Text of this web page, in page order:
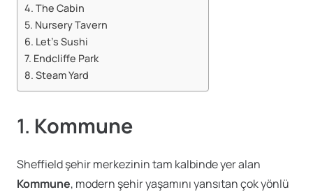
4. The Cabin
5. Nursery Tavern
6. Let’s Sushi
7. Endcliffe Park
8. Steam Yard
1. Kommune
Sheffield şehir merkezinin tam kalbinde yer alan
Kommune, modern şehir yaşamını yansıtan çok yönlü